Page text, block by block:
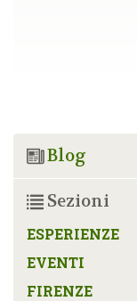
Blog
Sezioni
ESPERIENZE
EVENTI
FIRENZE